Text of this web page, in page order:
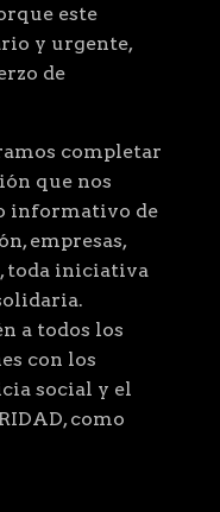
este
y urgente,
de
completar
que nos
informativo de
empresas,
toda iniciativa
a todos los
con los
social y el
como